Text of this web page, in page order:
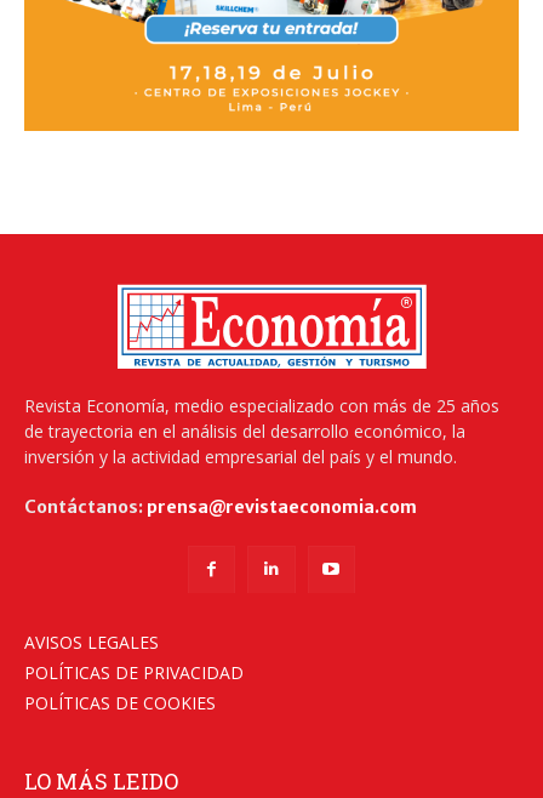
Revista Economía, medio especializado con más de 25 años
de trayectoria en el análisis del desarrollo económico, la
inversión y la actividad empresarial del país y el mundo.
Contáctanos: prensa@revistaeconomia.com
AVISOS LEGALES
POLÍTICAS DE PRIVACIDAD
POLÍTICAS DE COOKIES
LO MÁS LEIDO